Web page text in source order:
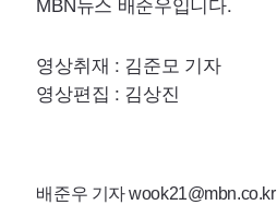
MBN
영상취재 : 김준모 기자
영상편집 : 김상진
배준우 기자 wook21@mbn.co.kr